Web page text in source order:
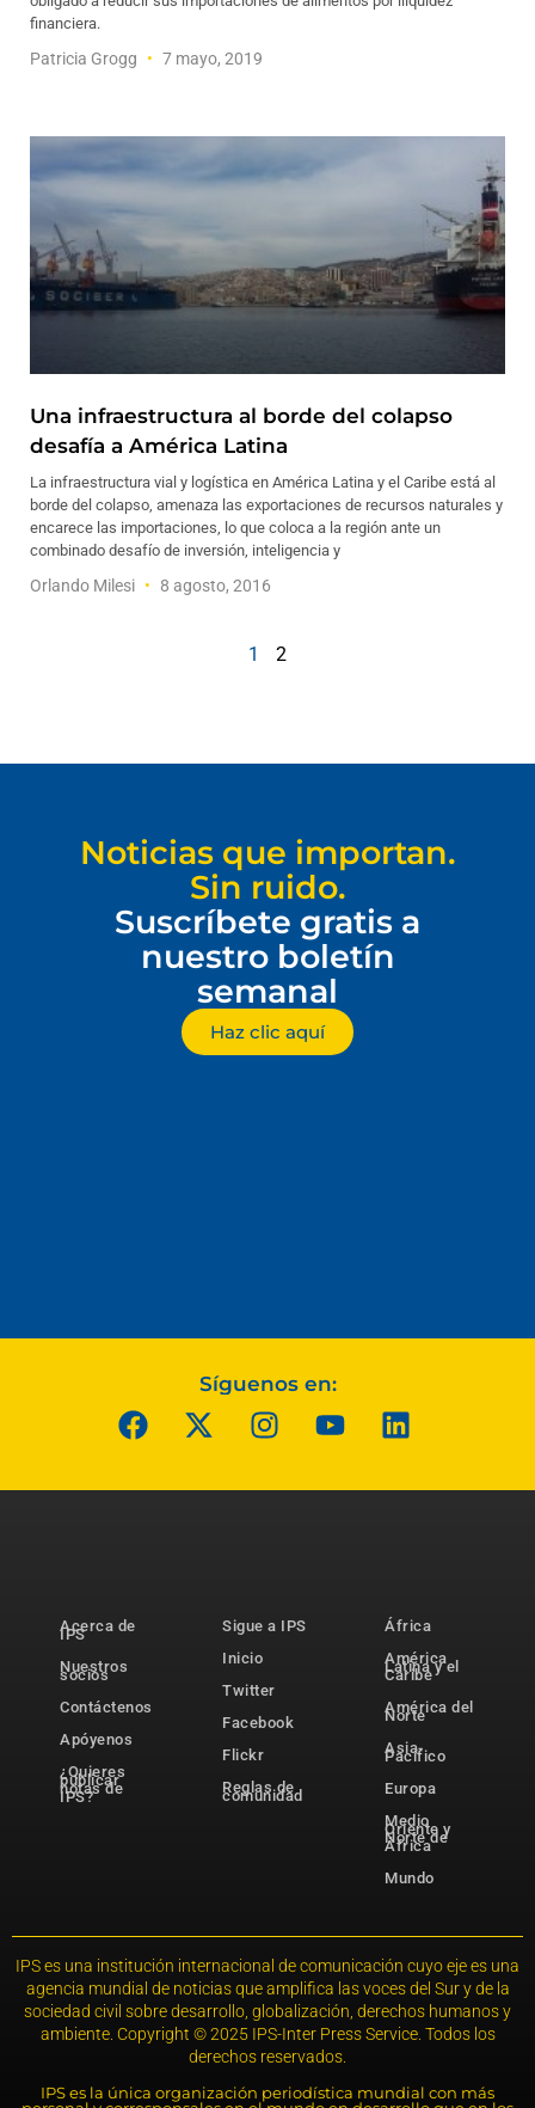
financiera.
Patricia Grogg 7 mayo, 2019
Una infraestructura al borde del colapso
desafía a América Latina
La infraestructura vial y logística en América Latina y el Caribe está al
borde del colapso, amenaza las exportaciones de recursos naturales y
encarece las importaciones, lo que coloca a la región ante un
combinado desafío de inversión, inteligencia y
Orlando Milesi 8 agosto, 2016
1 2
Noticias que importan.
Sin ruido.
Suscríbete gratis a
nuestro boletín
semanal
Haz clic aquí
Síguenos en:
Acerca de
IPS
Nuestros
socios
Contáctenos
Apóyenos
¿Quieres
publicar
notas de
IPS?
Sigue a IPS
Inicio
Twitter
Facebook
Flickr
Reglas de
comunidad
África
América
Latina y el
Caribe
América del
Norte
Asia-
Pacífico
Europa
Medio
Oriente y
Norte de
África
Mundo
IPS es una institución internacional de comunicación cuyo eje es una
agencia mundial de noticias que amplifica las voces del Sur y de la
sociedad civil sobre desarrollo, globalización, derechos humanos y
ambiente. Copyright © 2025 IPS-Inter Press Service. Todos los
derechos reservados.
IPS es la única organización periodística mundial con más